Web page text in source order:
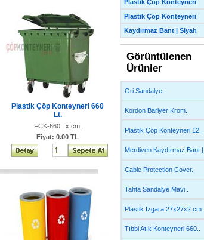
Plastik Çöp Konteyneri 660
Lt.
FCK-660 x cm.
Fiyat: 0.00 TL
Plastik Çöp Konteyneri
Plastik Çöp Konteyneri
Kaydırmaz Bant | Siyah
Görüntülenen
Ürünler
Gri Sandalye..
Kordon Bariyer Krom..
Plastik Çöp Konteyneri 12..
Merdiven Kaydırmaz Bant |..
Cable Protection Cover..
Tahta Sandalye Mavi..
Plastik Izgara 27x27x2 cm..
Tıbbi Atık Konteyneri 660..